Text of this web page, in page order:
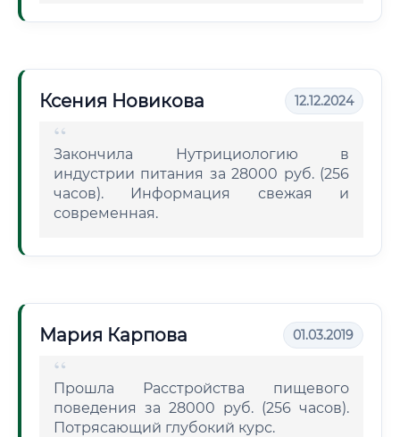
Ксения Новикова 12.12.2024
Закончила Нутрициологию в
индустрии питания за 28000 руб. (256
часов). Информация свежая и
современная.
Мария Карпова 01.03.2019
Прошла Расстройства пищевого
поведения за 28000 руб. (256 часов).
Потрясающий глубокий курс.